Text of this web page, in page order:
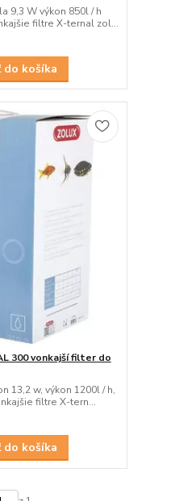
9,3 W výkon 850l / h
filtre X-ternal zol...
do košíka
300 vonkajší filter do
13,2 w, výkon 1200l / h,
filtre X-tern...
do košíka